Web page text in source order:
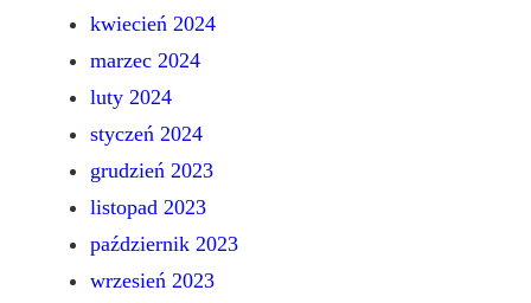
kwiecień 2024
marzec 2024
luty 2024
styczeń 2024
grudzień 2023
listopad 2023
październik 2023
wrzesień 2023